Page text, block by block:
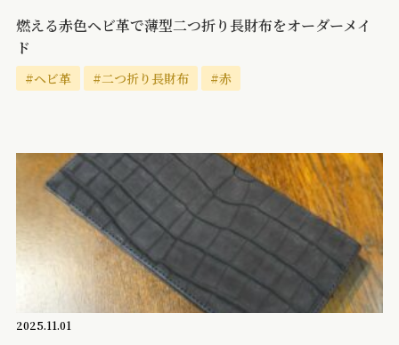
燃える赤色ヘビ革で薄型二つ折り長財布をオーダーメイ
ド
#ヘビ革 #二つ折り長財布 #赤
2025.11.01